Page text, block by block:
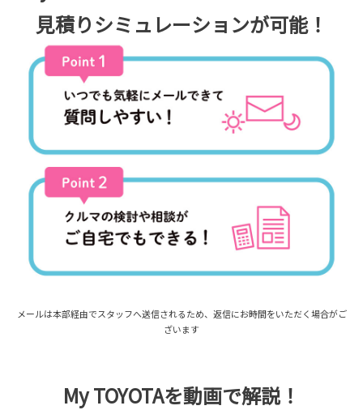
見積りシミュレーションが可能！
メールは本部経由でスタッフへ送信されるため、返信にお時間をいただく場合がご
ざいます
My TOYOTAを動画で解説！